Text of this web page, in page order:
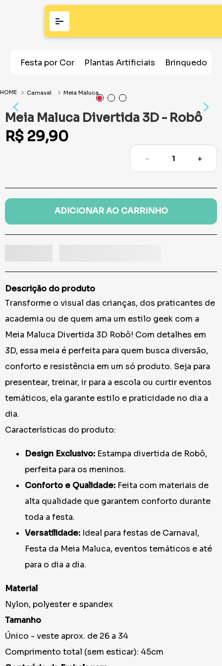
Festa por Cor Plantas Artificiais Brinquedos
Carnaval Meia Maluca
Meia Maluca Divertida 3D - Robô
R$ 29,90
＋
－
ADICIONAR AO CARRINHO
Descrição do produto
Transforme o visual das crianças, dos praticantes de
academia ou de quem ama um estilo geek com a
Meia Maluca Divertida 3D Robô! Com detalhes em
3D, essa meia é perfeita para quem busca diversão,
conforto e resistência em um só produto. Seja para
presentear, treinar, ir para a escola ou curtir eventos
temáticos, ela garante estilo e praticidade no dia a
dia.
Características do produto:
Design Exclusivo: Estampa divertida de Robô,
perfeita para os meninos.
Conforto e Qualidade: Feita com materiais de
alta qualidade que garantem conforto durante
toda a festa.
Versatilidade: Ideal para festas de Carnaval,
Festa da Meia Maluca, eventos temáticos e até
para o dia a dia.
Material
Nylon, polyester e spandex
Tamanho
Único - veste aprox. de 26 a 34
Comprimento total (sem esticar): 45cm